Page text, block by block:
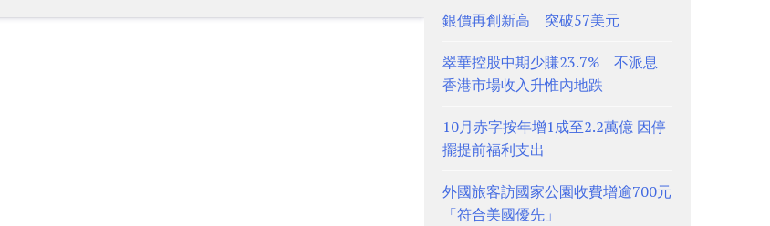
銀價再創新高 突破57美元
翠華控股中期少賺23.7% 不派息
香港市場收入升惟內地跌
10月赤字按年增1成至2.2萬億 因停
擺提前福利支出
外國旅客訪國家公園收費增逾700元
「符合美國優先」